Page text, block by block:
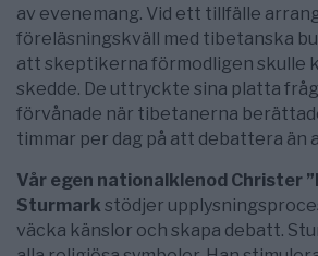
av evenemang. Vid ett tillfälle
föreläsningskväll med tibetanska
att skeptikerna förmodligen skulle
skedde. De uttryckte sina platta
förvånade när tibetanerna
timmar per dag på att debattera än
Vår egen nationalklenod Christer
Sturmark stödjer
väcka känslor och skapa debatt.